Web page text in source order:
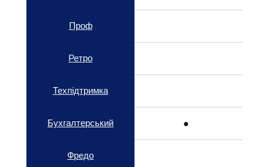
Проф
Ретро
Техпідтримка
Бухгалтерський ●
Фредо